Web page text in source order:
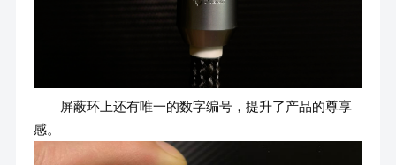
屏蔽环上还有唯一的数字编号，提升了产品的尊享
感。